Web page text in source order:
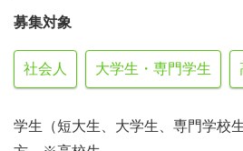
募集対象
社会人 大学生・専門学生
学生（短大生、大学生、専門学校